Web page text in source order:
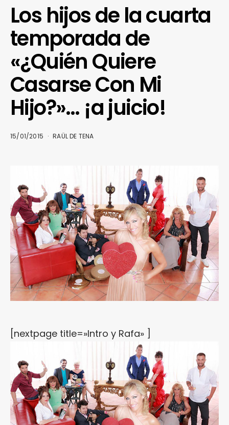
Los hijos de la cuarta
temporada de
«¿Quién Quiere
Casarse Con Mi
Hijo?»… ¡a juicio!
15/01/2015 RAÜL DE TENA
[nextpage title=»Intro y Rafa» ]